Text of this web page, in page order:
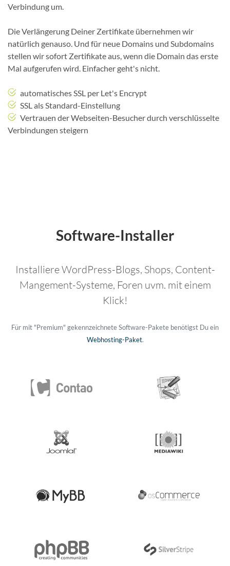
Verbindung um.
Die Verlängerung Deiner Zertifikate übernehmen wir
natürlich genauso. Und für neue Domains und Subdomains
stellen wir sofort Zertifikate aus, wenn die Domain das erste
Mal aufgerufen wird. Einfacher geht's nicht.
automatisches SSL per Let's Encrypt
SSL als Standard-Einstellung
Vertrauen der Webseiten-Besucher durch verschlüsselte
Verbindungen steigern
Software-Installer
Installiere WordPress-Blogs, Shops, Content-
Mangement-Systeme, Foren uvm. mit einem
Klick!
Für mit "Premium" gekennzeichnete Software-Pakete benötigst Du ein
Webhosting-Paket.